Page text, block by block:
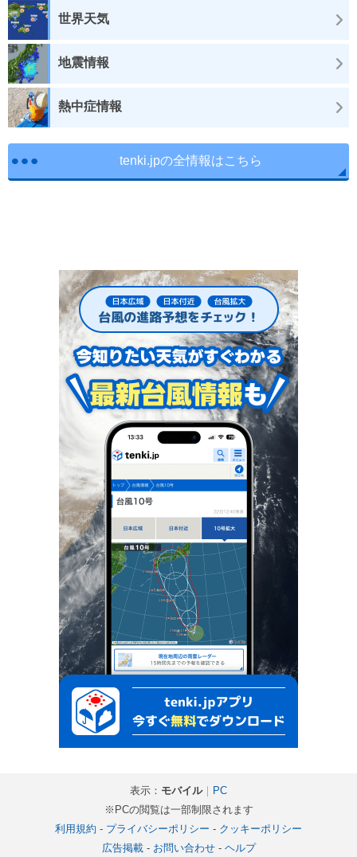
世界天気
地震情報
熱中症情報
tenki.jpの全情報はこちら
表示： モバイル｜ PC
※PCの閲覧は一部制限されます
利用規約 - プライバシーポリシー - クッキーポリシー
広告掲載- お問い合わせ- ヘルプ